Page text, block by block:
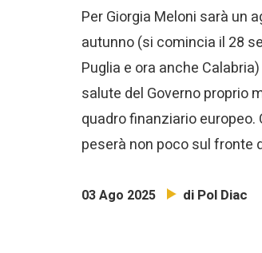
Per Giorgia Meloni sarà un
autunno (si comincia il 28
Puglia e ora anche
salute del Governo proprio
quadro finanziario europeo.
peserà non poco sul fronte
03 Ago 2025 di Pol Diac